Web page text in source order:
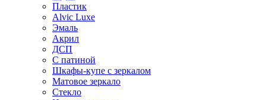
Пластик
Alvic Luxe
Эмаль
Акрил
ДСП
С патиной
Шкафы-купе с зеркалом
Матовое зеркало
Стекло